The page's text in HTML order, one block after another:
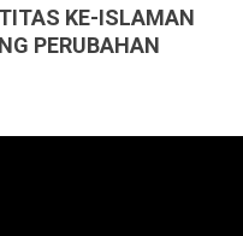
KE-ISLAMAN
PERUBAHAN